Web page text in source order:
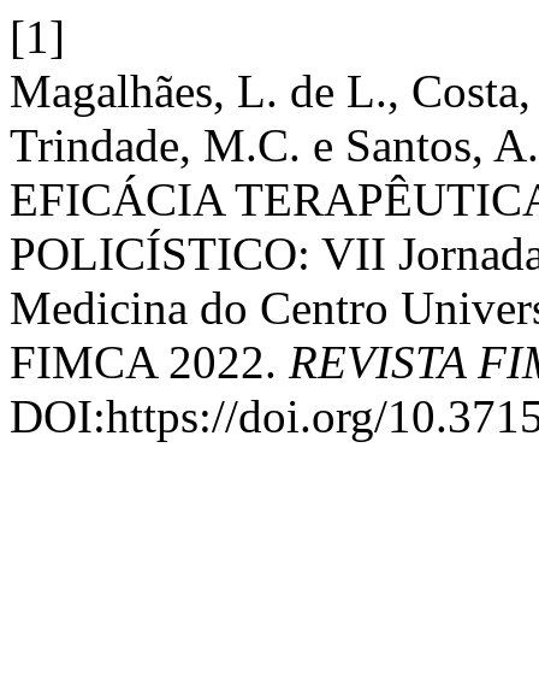
[1]
Magalhães, L. de L.,
Trindade, M.C. e Santos,
EFICÁCIA
POLICÍSTICO: VII
Medicina do Centro
FIMCA 2022. REVISTA
DOI:https://doi.org/